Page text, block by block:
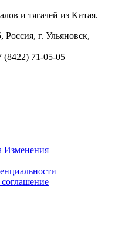
и тягачей из Китая.
Россия, г. Ульяновск,
(8422) 71-05-05
Изменения
соглашение